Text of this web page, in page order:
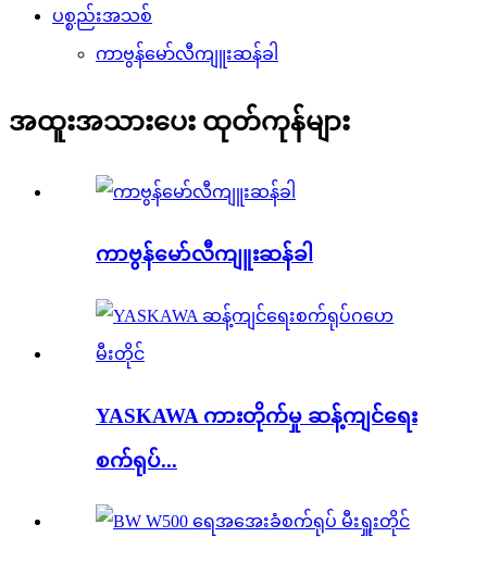
ပစ္စည်းအသစ်
ကာဗွန်မော်လီကျူးဆန်ခါ
အထူးအသားပေး ထုတ်ကုန်များ
ကာဗွန်မော်လီကျူးဆန်ခါ
YASKAWA ကားတိုက်မှု ဆန့်ကျင်ရေး
စက်ရုပ်...